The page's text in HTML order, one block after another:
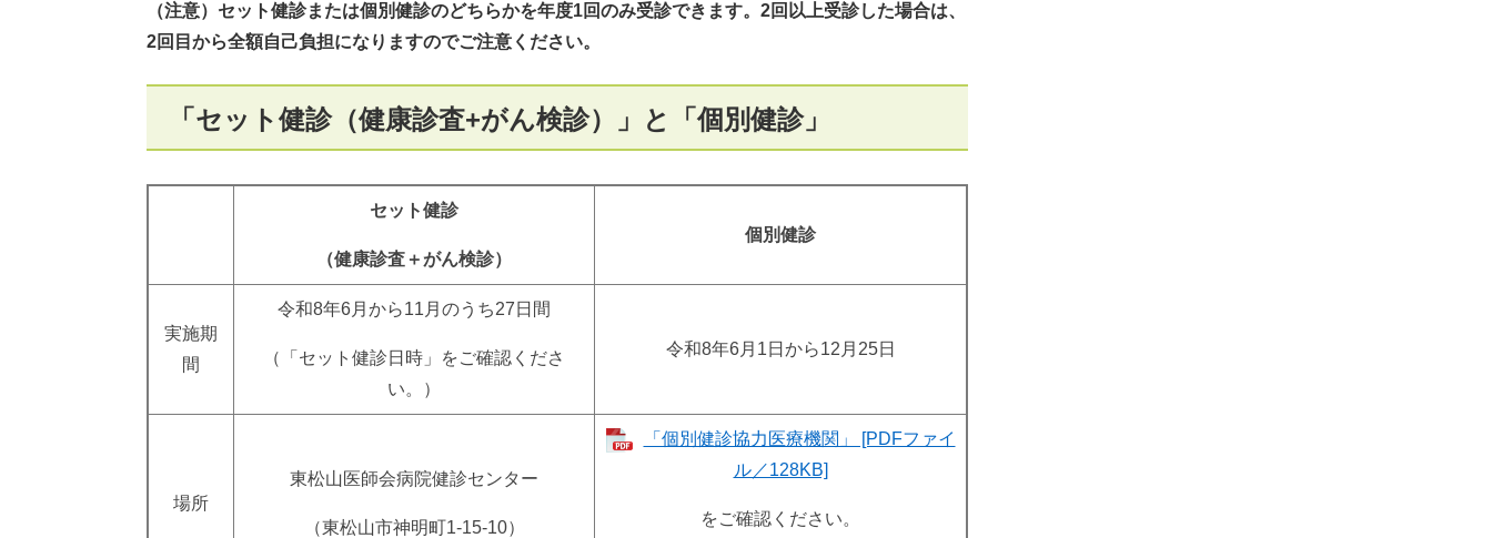
（注意）セット健診または個別健診のどちらかを年度1回のみ受診できます。2回以上受診した場合は、
2回目から全額自己負担になりますのでご注意ください。
「セット健診（健康診査+がん検診）」と「個別健診」
セット健診
（健康診査＋がん検診）
個別健診
実施期
間
令和8年6月から11月のうち27日間
（「セット健診日時」をご確認くださ
い。）
令和8年6月1日から12月25日
場所
東松山医師会病院健診センター
（東松山市神明町1-15-10）
「個別健診協力医療機関」 [PDFファイ
ル／128KB]
をご確認ください。